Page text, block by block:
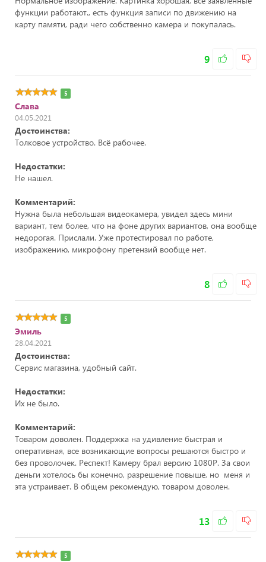
функции работают., есть функция записи по движению на
карту памяти, ради чего собственно камера и покупалась.
9
5
Слава
04.05.2021
Достоинства:
Толковое устройство. Всё рабочее.
Недостатки:
Не нашел.
Комментарий:
Нужна была небольшая видеокамера, увидел здесь мини
вариант, тем более, что на фоне других вариантов, она вообще
недорогая. Прислали. Уже протестировал по работе,
изображению, микрофону претензий вообще нет.
8
5
Эмиль
28.04.2021
Достоинства:
Сервис магазина, удобный сайт.
Недостатки:
Их не было.
Комментарий:
Товаром доволен. Поддержка на удивление быстрая и
оперативная, все возникающие вопросы решаются быстро и
без проволочек. Респект! Камеру брал версию 1080Р. За свои
деньги хотелось бы конечно, разрешение повыше, но меня и
эта устраивает. В общем рекомендую, товаром доволен.
13
5